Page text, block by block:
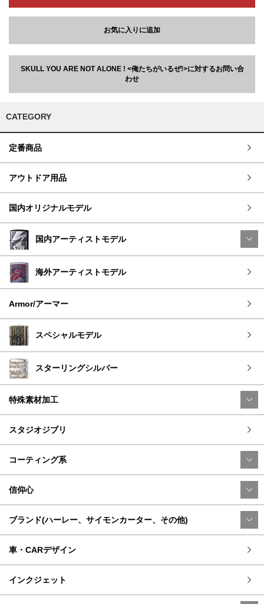
お気に入りに追加
SKULL YOU ARE NOT ALONE ! <俺たちがいるぜ!>に対するお問い合
わせ
CATEGORY
定番商品
アウトドア用品
国内オリジナルモデル
国内アーティストモデル
海外アーティストモデル
Armor/アーマー
スペシャルモデル
スターリングシルバー
特殊素材加工
スタジオジブリ
コーティング系
信仰心
ブランド(ハーレー、サイモンカーター、その他)
車・CARデザイン
インクジェット